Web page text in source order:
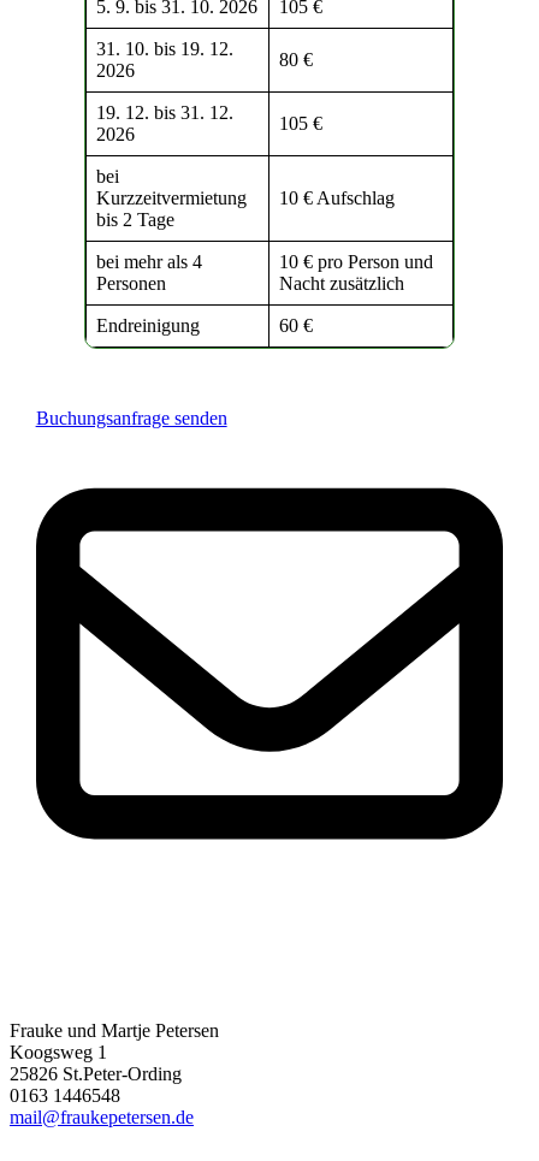
5. 9. bis 31. 10. 2026 105 €
31. 10. bis 19. 12.
2026
80 €
19. 12. bis 31. 12.
2026
105 €
bei
Kurzzeitvermietung
bis 2 Tage
10 € Aufschlag
bei mehr als 4
Personen
10 € pro Person und
Nacht zusätzlich
Endreinigung 60 €
Buchungsanfrage senden
Frauke und Martje Petersen
Koogsweg 1
25826 St.Peter-Ording
0163 1446548
mail@fraukepetersen.de